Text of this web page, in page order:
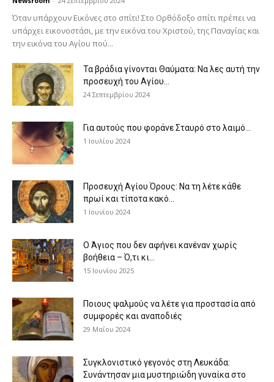
Όταν υπάρχουν Εικόνες στο σπίτι! Στο Ορθόδοξο σπίτι πρέπει να
υπάρχει εικονοστάσι, με την εικόνα του Χριστού, της Παν­αγίας και
την εικόνα του Αγίου πού...
Τα βράδια γίνονται Θαύματα: Να λες αυτή την
προσευχή του Αγίου...
24 Σεπτεμβρίου 2024
Για αυτούς που φοράνε Σταυρό στο λαιμό…
1 Ιουλίου 2024
Προσευχή Αγίου Όρους: Να τη λέτε κάθε
πρωί και τίποτα κακό...
1 Ιουνίου 2024
Ο Άγιος που δεν αφήνει κανέναν χωρίς
βοήθεια – Ό,τι κι...
15 Ιουνίου 2025
Ποιους ψαλμούς να λέτε για προστασία από
συμφορές και αναποδιές
29 Μαΐου 2024
Συγκλονιστικό γεγονός στη Λευκάδα:
Συνάντησαν μια μυστηριώδη γυναίκα στο